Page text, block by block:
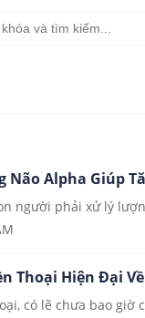
Não Alpha Giúp
người phải xử lý
Thoại Hiện Đại
có lẽ chưa bao